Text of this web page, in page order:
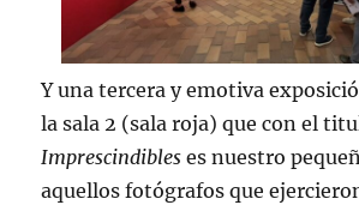
Y una tercera y emotiva
la sala 2 (sala roja) que con el
Imprescindibles es nuestro
aquellos fotógrafos que